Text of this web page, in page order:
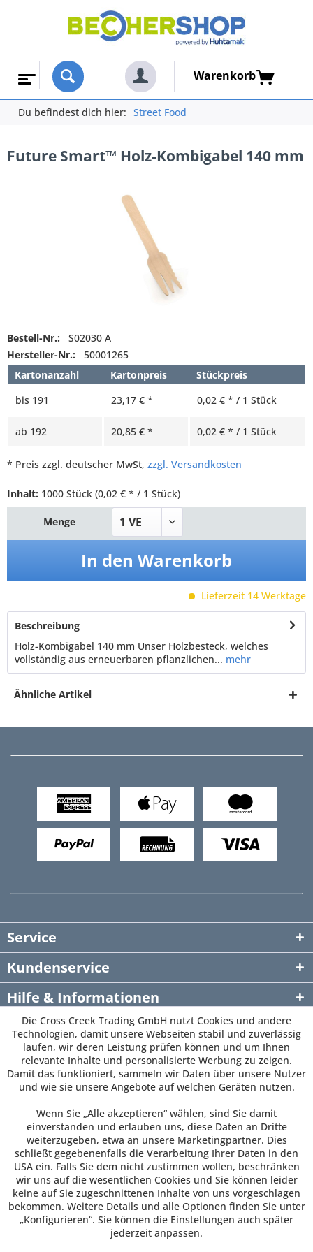
Warenkorb
Du befindest dich hier: Street Food
Future Smart™ Holz-Kombigabel 140 mm
Bestell-Nr.:
S02030 A
Hersteller-Nr.:
50001265
Kartonanzahl
Kartonpreis
Stückpreis
bis 191 23,17 € * 0,02 € * / 1 Stück
ab 192 20,85 € * 0,02 € * / 1 Stück
* Preis zzgl. deutscher MwSt, zzgl. Versandkosten
Inhalt: 1000 Stück (0,02 € * / 1 Stück)
Menge
In den Warenkorb
Lieferzeit 14 Werktage
Beschreibung
Holz-Kombigabel 140 mm Unser Holzbesteck, welches
vollständig aus erneuerbaren pflanzlichen... mehr
Ähnliche Artikel
Service
Kundenservice
Hilfe & Informationen
Newsletter
Die Cross Creek Trading GmbH nutzt Cookies und andere
Technologien, damit unsere Webseiten stabil und zuverlässig
laufen, wir deren Leistung prüfen können und um Ihnen
relevante Inhalte und personalisierte Werbung zu zeigen.
Damit das funktioniert, sammeln wir Daten über unsere Nutzer
und wie sie unsere Angebote auf welchen Geräten nutzen.
Wenn Sie „Alle akzeptieren“ wählen, sind Sie damit
einverstanden und erlauben uns, diese Daten an Dritte
weiterzugeben, etwa an unsere Marketingpartner. Dies
schließt gegebenenfalls die Verarbeitung Ihrer Daten in den
USA ein. Falls Sie dem nicht zustimmen wollen, beschränken
wir uns auf die wesentlichen Cookies und Sie können leider
keine auf Sie zugeschnittenen Inhalte von uns vorgeschlagen
bekommen. Weitere Details und alle Optionen finden Sie unter
„Konfigurieren“. Sie können die Einstellungen auch später
jederzeit anpassen.